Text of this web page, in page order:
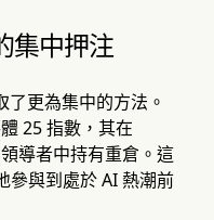
集中押注
了更為集中的方法。
25 指數，其在
導者中持有重倉。這
參與到處於 AI 熱潮前